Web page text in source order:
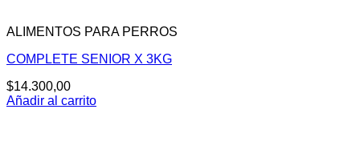
ALIMENTOS PARA PERROS
COMPLETE SENIOR X 3KG
$14.300,00
Añadir al carrito